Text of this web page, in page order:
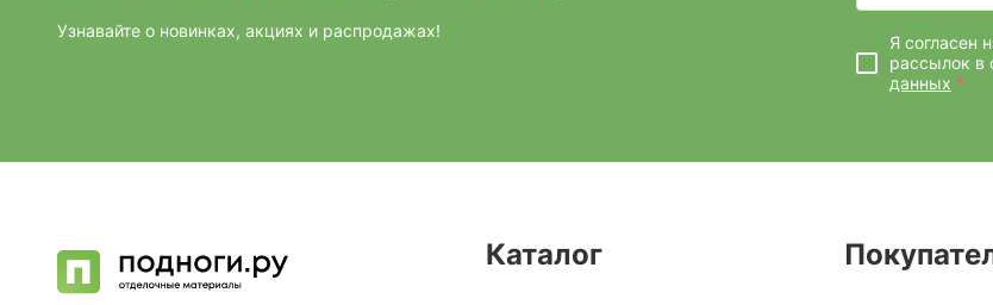
Узнавайте о новинках, акциях и распродажах!
Я согласен
рассылок в
данных *
Каталог